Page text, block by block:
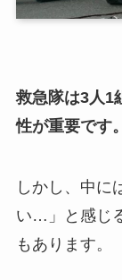
救急隊は3人1
性が重要です。
しかし、中に
い…」と感じ
もあります。